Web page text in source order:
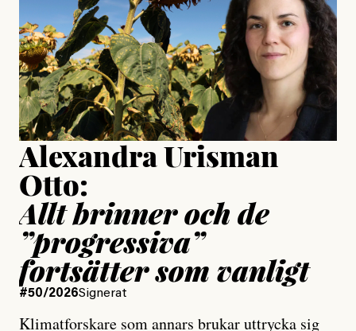
Publicerad24 July, 2026
Jesper Lundby
Publicerad15 July, 2026
Uppdaterad15 July, 2026
Alexandra Urisman
Otto:
Allt brinner och de
”progressiva”
fortsätter som vanligt
#50/2026Signerat
Klimatforskare som annars brukar uttrycka sig